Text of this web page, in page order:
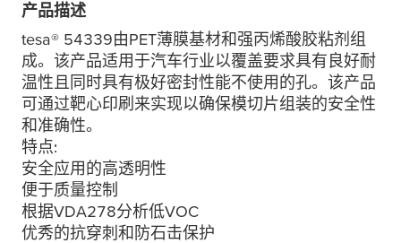
产品描述
tesa® 54339由PET薄膜基材和强丙烯酸胶粘剂组
成。该产品适用于汽车行业以覆盖要求具有良好耐
温性且同时具有极好密封性能不使用的孔。该产品
可通过靶心印刷来实现以确保模切片组装的安全性
和准确性。
特点:
安全应用的高透明性
便于质量控制
根据VDA278分析低VOC
优秀的抗穿刺和防石击保护